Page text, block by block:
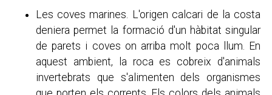
Les coves marines. L'origen calcari de la costa
deniera permet la formació d'un hàbitat singular
de parets i coves on arriba molt poca llum. En
aquest ambient, la roca es cobreix d'animals
invertebrats que s'alimenten dels organismes